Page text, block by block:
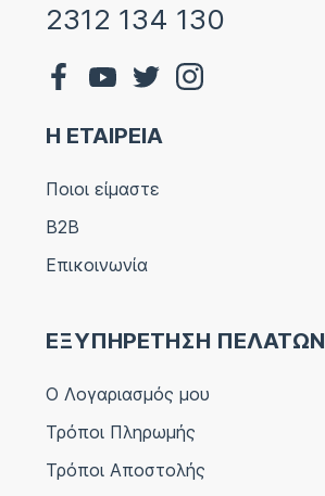
2312 134 130
Η ΕΤΑΙΡΕΙΑ
Ποιοι είμαστε
B2B
Επικοινωνία
ΕΞΥΠΗΡΕΤΗΣΗ ΠΕΛΑΤΩΝ
Ο Λογαριασμός μου
Τρόποι Πληρωμής
Τρόποι Αποστολής